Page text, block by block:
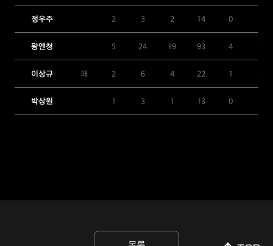
정우주 2 3 2 14 0 0
왕옌청 5 24 19 93 4 0
이상규 패 2 6 4 22 1 0
박상원 1 3 1 13 0 0